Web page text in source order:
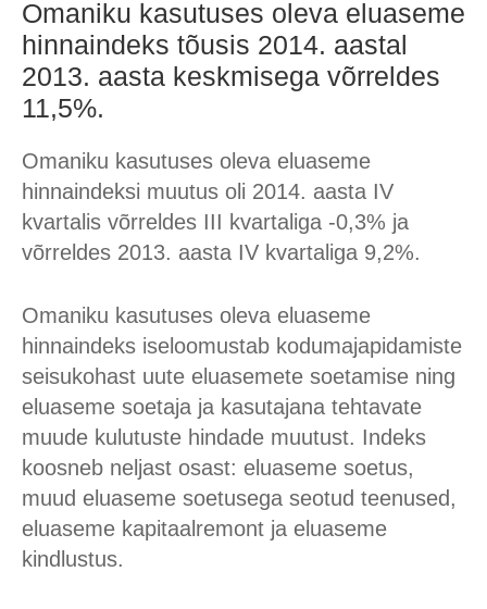
Omaniku kasutuses oleva eluaseme
hinnaindeks tõusis 2014. aastal
2013. aasta keskmisega võrreldes
11,5%.
Omaniku kasutuses oleva eluaseme
hinnaindeksi muutus oli 2014. aasta IV
kvartalis võrreldes III kvartaliga -0,3% ja
võrreldes 2013. aasta IV kvartaliga 9,2%.
Omaniku kasutuses oleva eluaseme
hinnaindeks iseloomustab kodumajapidamiste
seisukohast uute eluasemete soetamise ning
eluaseme soetaja ja kasutajana tehtavate
muude kulutuste hindade muutust. Indeks
koosneb neljast osast: eluaseme soetus,
muud eluaseme soetusega seotud teenused,
eluaseme kapitaalremont ja eluaseme
kindlustus.